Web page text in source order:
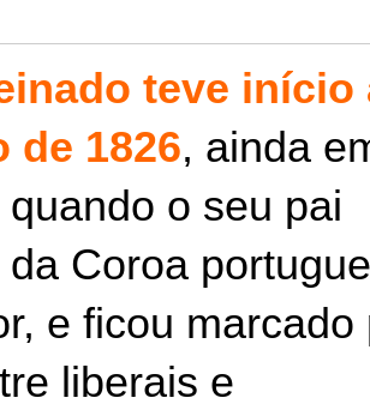
teve início
de 1826, ainda
o seu pai
Coroa
e ficou marcado
liberais e